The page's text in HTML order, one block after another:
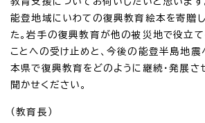
能登地域にいわての復興教育絵本を寄贈
た。岩手の復興教育が他の被災地で役立て
ことへの受け止めと、今後の能登半島地震
本県で復興教育をどのように継続・発展さ
聞かせください。
（教育長）